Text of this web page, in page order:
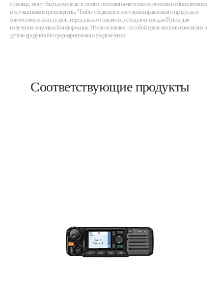
странице, могут быть изменены в связи с постоянными технологическими обновлениями
и улучшениями производства. Чтобы убедиться в получении правильного продукта и
совместимых аксессуаров, перед заказом свяжитесь с отделом продаж Hytera для
получения актуальной информации. Hytera оставляет за собой право вносить изменения в
детали продукта без предварительного уведомления.
Соответствующие продукты